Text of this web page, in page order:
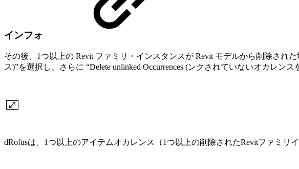
インフォ
その後、1つ以上の Revit ファミリ・インスタンスが Revit モデルから削除され
ス)”を選択し、さらに “Delete unlinked Occurrences (ンクされていないオカレン
dRofusは、1つ以上のアイテムオカレンス（1つ以上の削除されたRevitファミリ